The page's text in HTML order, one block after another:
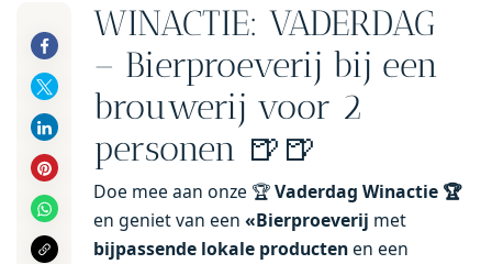
WINACTIE: VADERDAG
– Bierproeverij bij een
brouwerij voor 2
personen 🍺🍺
Doe mee aan onze 🏆Vaderdag Winactie 🏆
en geniet van een «Bierproeverij met
bijpassende lokale productenen een